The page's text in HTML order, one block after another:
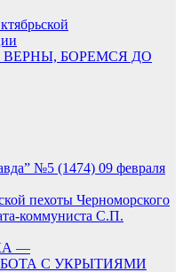
ВЕРНЫ, БОРЕМСЯ ДО
№5 (1474) 09 февраля
пехоты Черноморского
коммуниста С.П.
—
С УКРЫТИЯМИ